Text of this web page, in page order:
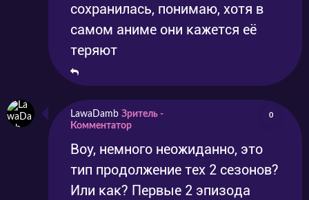
сохранилась, понимаю, хотя в
самом аниме они кажется её
теряют
LawaDamb Зритель -
Комментатор
0
Воу, немного неожиданно, это
тип продолжение тех 2 сезонов?
Или как? Первые 2 эпизода